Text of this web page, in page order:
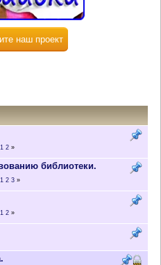
наш проект
1 2»
библиотеки.
1 2 3»
1 2»